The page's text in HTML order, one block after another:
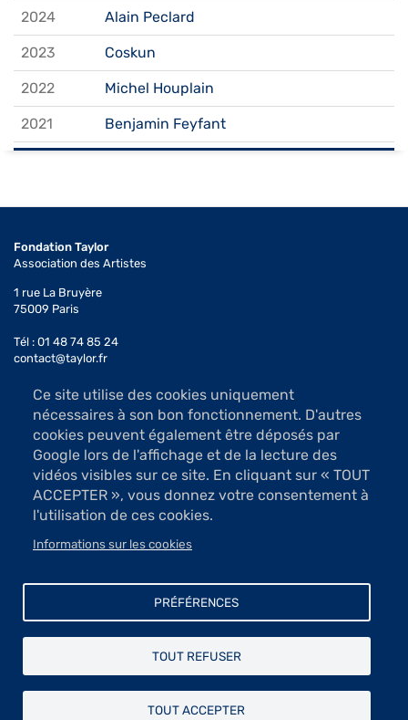
2024 Alain Peclard
2023 Coskun
2022 Michel Houplain
2021 Benjamin Feyfant
2017 Patrick Bintz
2016
2015 Hélène Arfi
2013 Edith Lafay
2012 Christian Couaillier
2011 Philippe Seené
2010 Christophe Charbonnel
Ce site utilise des cookies uniquement
nécessaires à son bon fonctionnement. D'autres
cookies peuvent également être déposés par
Google lors de l'affichage et de la lecture des
vidéos visibles sur ce site. En cliquant sur « TOUT
ACCEPTER », vous donnez votre consentement à
l'utilisation de ces cookies.
Informations sur les cookies
PRÉFÉRENCES
TOUT REFUSER
TOUT ACCEPTER
Fondation Taylor
Association des Artistes
1 rue La Bruyère
75009 Paris
Tél : 01 48 74 85 24
contact@taylor.fr
Accès : Métro Saint-Georges (ligne 12)
Bus 74, arrêt Saint-Georges
Les salles d'exposition sont ouvertes du mardi au samedi
de 13h à 19h (sauf jours fériés)
Accès libre
Pied
page
Contact
Mentions légales
© Fondation Taylor - Association des artistes peintres, sculpteurs,